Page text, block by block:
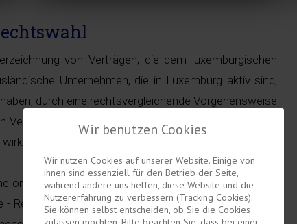
von Verträgen, die dem luxemburgischen
Unternehmen, die in Luxemburg aktiv sind,
durch eine rechtsvergleichende Vorgehensweise
erlaubt. Sollte es das deutsche
vereinbart wird.
ordre public international die zwingende Anwendung
Rechtswahlklausel (teilweise) durchbrechen können.
Wir benutzen Cookies
Wir nutzen Cookies auf unserer Website. Einige von
ihnen sind essenziell für den Betrieb der Seite,
während andere uns helfen, diese Website und die
Nutzererfahrung zu verbessern (Tracking Cookies).
Sie können selbst entscheiden, ob Sie die Cookies